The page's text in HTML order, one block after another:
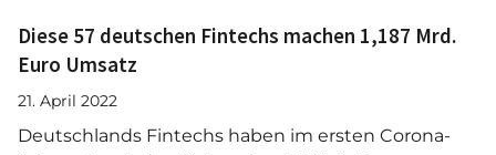
Diese 57 deutschen Fintechs machen 1,187 Mrd.
Euro Umsatz
21. April 2022
Deutschlands Fintechs haben im ersten Corona-